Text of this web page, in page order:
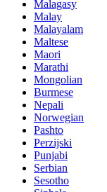
Malagasy
Malay
Malayalam
Maltese
Maori
Marathi
Mongolian
Burmese
Nepali
Norwegian
Pashto
Perzijski
Punjabi
Serbian
Sesotho